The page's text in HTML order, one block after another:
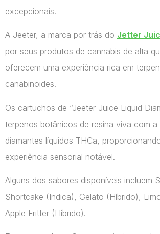
excepcionais.
A Jeeter, a marca por trás do Jetter
por seus produtos de cannabis de alta
oferecem uma experiência rica em
canabinoides.
Os cartuchos de “Jeeter Juice Liquid
terpenos botânicos de resina viva com a
diamantes líquidos THCa,
experiência sensorial notável.
Alguns dos sabores disponíveis incluem
Shortcake (Indica), Gelato (Híbrido),
Apple Fritter (Híbrido).